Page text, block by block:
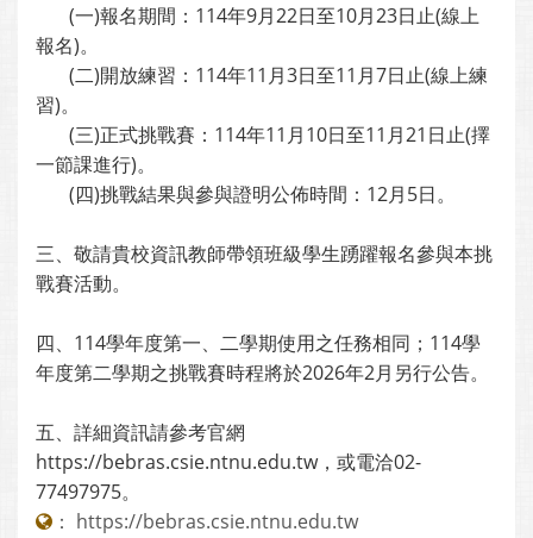
(一)報名期間：114年9月22日至10月23日止(線上
報名)。
(二)開放練習：114年11月3日至11月7日止(線上練
習)。
(三)正式挑戰賽：114年11月10日至11月21日止(擇
一節課進行)。
(四)挑戰結果與參與證明公佈時間：12月5日。
三、敬請貴校資訊教師帶領班級學生踴躍報名參與本挑
戰賽活動。
四、114學年度第一、二學期使用之任務相同；114學
年度第二學期之挑戰賽時程將於2026年2月另行公告。
五、詳細資訊請參考官網
https://bebras.csie.ntnu.edu.tw，或電洽02-
77497975。
： https://bebras.csie.ntnu.edu.tw